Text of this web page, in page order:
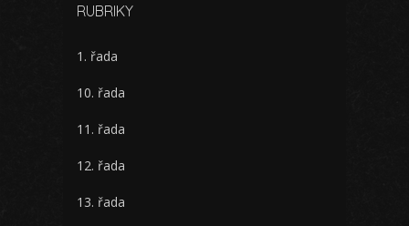
RUBRIKY
1. řada
10. řada
11. řada
12. řada
13. řada